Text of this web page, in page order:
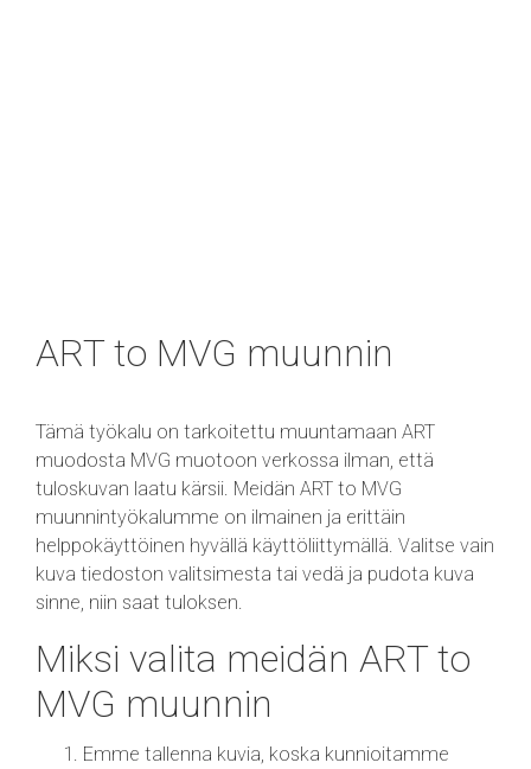
ART to MVG muunnin
Tämä työkalu on tarkoitettu muuntamaan ART
muodosta MVG muotoon verkossa ilman, että
tuloskuvan laatu kärsii. Meidän ART to MVG
muunnintyökalumme on ilmainen ja erittäin
helppokäyttöinen hyvällä käyttöliittymällä. Valitse vain
kuva tiedoston valitsimesta tai vedä ja pudota kuva
sinne, niin saat tuloksen.
Miksi valita meidän ART to
MVG muunnin
Emme tallenna kuvia, koska kunnioitamme